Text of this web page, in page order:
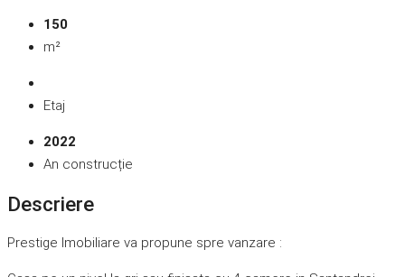
150
m²
Etaj
2022
An construcție
Descriere
Prestige Imobiliare va propune spre vanzare :